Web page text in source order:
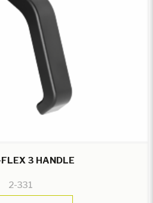
3 HANDLE
2-331